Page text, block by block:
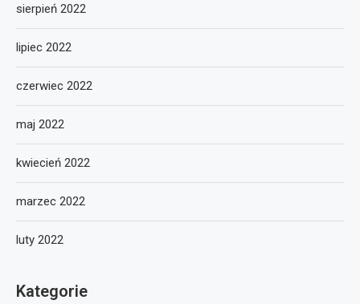
sierpień 2022
lipiec 2022
czerwiec 2022
maj 2022
kwiecień 2022
marzec 2022
luty 2022
Kategorie